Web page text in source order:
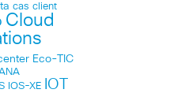
cas client
Cloud
Eco-TIC
IOS-XE IOT